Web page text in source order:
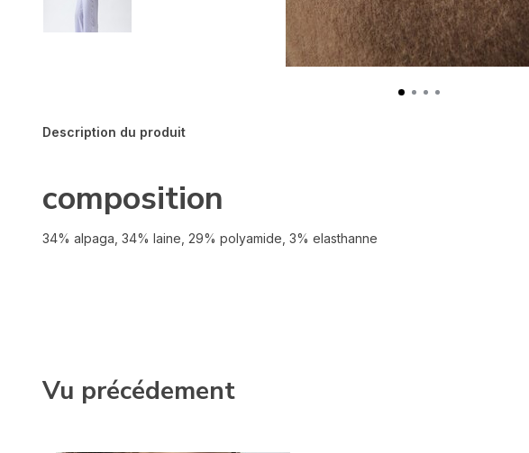
Description du produit
composition
34% alpaga, 34% laine, 29% polyamide, 3% elasthanne
Vu précédement